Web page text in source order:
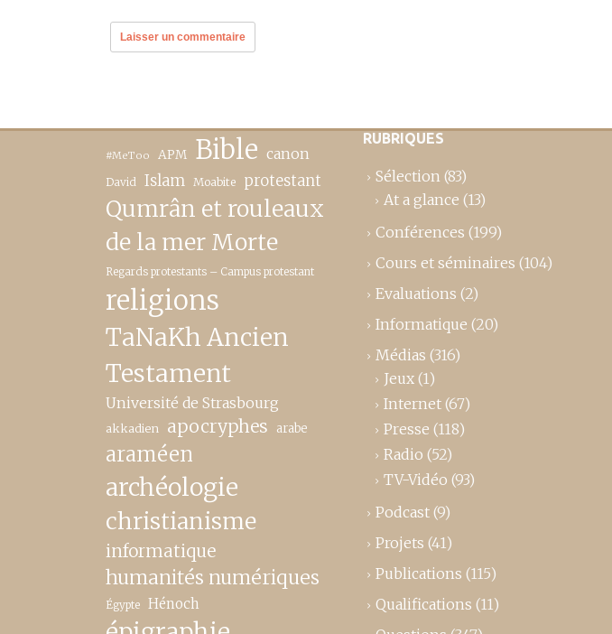
#MeToo APM Bible canon
David Islam Moabite protestant
Qumrân et rouleaux
de la mer Morte
Regards protestants – Campus protestant
religions
TaNaKh Ancien
Testament
Université de Strasbourg
akkadien apocryphes arabe
araméen
archéologie
christianisme
informatique
humanités numériques
Égypte Hénoch
RUBRIQUES
Sélection (83)
At a glance (13)
Conférences (199)
Cours et séminaires (104)
Evaluations (2)
Informatique (20)
Médias (316)
Jeux (1)
Internet (67)
Presse (118)
Radio (52)
TV-Vidéo (93)
Podcast (9)
Projets (41)
Publications (115)
Qualifications (11)